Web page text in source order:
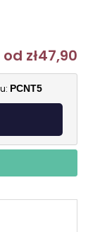
od zł47,90
PCNT5